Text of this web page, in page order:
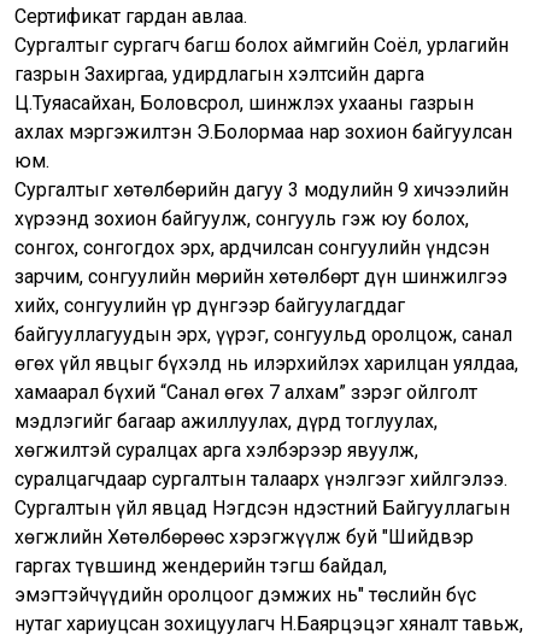
Сертификат гардан авлаа.
Сургалтыг сургагч багш болох аймгийн Соёл, урлагийн
газрын Захиргаа, удирдлагын хэлтсийн дарга
Ц.Туяасайхан, Боловсрол, шинжлэх ухааны газрын
ахлах мэргэжилтэн Э.Болормаа нар зохион байгуулсан
юм.
Сургалтыг хөтөлбөрийн дагуу 3 модулийн 9 хичээлийн
хүрээнд зохион байгуулж, сонгууль гэж юу болох,
сонгох, сонгогдох эрх, ардчилсан сонгуулийн үндсэн
зарчим, сонгуулийн мөрийн хөтөлбөрт дүн шинжилгээ
хийх, сонгуулийн үр дүнгээр байгуулагддаг
байгууллагуудын эрх, үүрэг, сонгуульд оролцож, санал
өгөх үйл явцыг бүхэлд нь илэрхийлэх харилцан уялдаа,
хамаарал бүхий “Санал өгөх 7 алхам” зэрэг ойлголт
мэдлэгийг багаар ажиллуулах, дүрд тоглуулах,
хөгжилтэй суралцах арга хэлбэрээр явуулж,
суралцагчдаар сургалтын талаарх үнэлгээг хийлгэлээ.
Сургалтын үйл явцад Нэгдсэн Үндэстний Байгууллагын
хөгжлийн Хөтөлбөрөөс хэрэгжүүлж буй "Шийдвэр
гаргах түвшинд жендерийн тэгш байдал,
эмэгтэйчүүдийн оролцоог дэмжих нь" төслийн бүс
нутаг хариуцсан зохицуулагч Н.Баярцэцэг хяналт тавьж,